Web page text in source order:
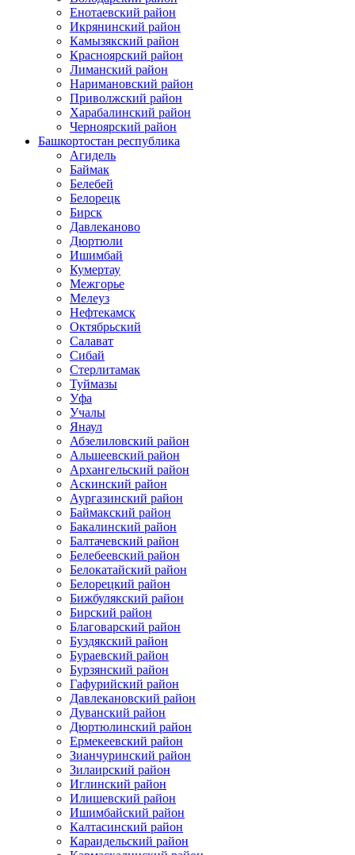
Енотаевский район
Икрянинский район
Камызякский район
Красноярский район
Лиманский район
Наримановский район
Приволжский район
Харабалинский район
Черноярский район
Башкортостан республика
Агидель
Баймак
Белебей
Белорецк
Бирск
Давлеканово
Дюртюли
Ишимбай
Кумертау
Межгорье
Мелеуз
Нефтекамск
Октябрьский
Салават
Сибай
Стерлитамак
Туймазы
Уфа
Учалы
Янаул
Абзелиловский район
Альшеевский район
Архангельский район
Аскинский район
Аургазинский район
Баймакский район
Бакалинский район
Балтачевский район
Белебеевский район
Белокатайский район
Белорецкий район
Бижбулякский район
Бирский район
Благоварский район
Буздякский район
Бураевский район
Бурзянский район
Гафурийский район
Давлекановский район
Дуванский район
Дюртюлинский район
Ермекеевский район
Зианчуринский район
Зилаирский район
Иглинский район
Илишевский район
Ишимбайский район
Калтасинский район
Караидельский район